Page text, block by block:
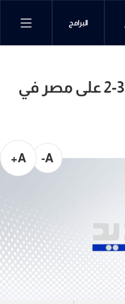
البرامج
تقدم الأرجنتين بنتيجة 3-2 على مصر في
A-
A+